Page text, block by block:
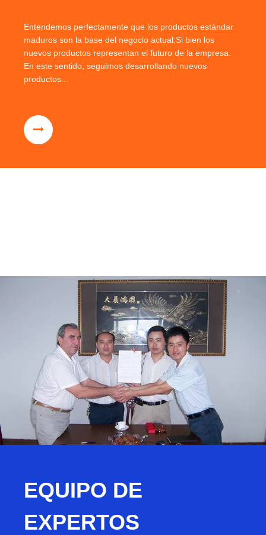
Entendemos perfectamente que los productos estándar
maduros son la base del negocio actual;Si bien los
nuevos productos representan el futuro de la empresa.
En este sentido, seguimos desarrollando nuevos
productos...
EQUIPO DE
EXPERTOS